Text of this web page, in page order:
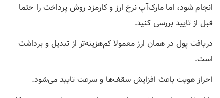
انجام شود، اما مارک‌آپ نرخ ارز و کارمزد روش پرداخت را حتما
قبل از تایید بررسی کنید.
دریافت پول در همان ارز معمولا کم‌هزینه‌تر از تبدیل و برداشت
است.
احراز هویت باعث افزایش سقف‌ها و سرعت تایید می‌شود.